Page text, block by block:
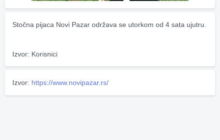
Stočna pijaca Novi Pazar održava se utorkom od 4 sata ujutru.
Izvor: Korisnici
Izvor: https://www.novipazar.rs/